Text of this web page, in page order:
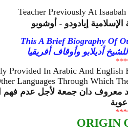
Teacher Previously At
إيادودو - أوشوبو
This A Brief Biography Of
أديلابو وأوقاف أفريقيا
Provided In Arabic And
Languages Through Which
معروف دان جمعة لأجل عدم فهم
ORIGIN